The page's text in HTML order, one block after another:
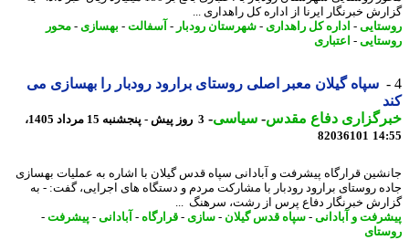
خبرنگار ایرنا از اداره کل راهداری ...
-اداره کل راهداری- شهرستان رودبار-آسفالت-بهسازی- محور
-اعتباری
سپاه گیلان معبر اصلی روستای برارود رودبار را بهسازی می
دفاع مقدس-سیاسی-
3 روز پیش - پنجشنبه 15 مرداد 1405،
82036101
قرارگاه پیشرفت و آبادانی سپاه قدس گیلان با اشاره به عملیات بهسازی
روستای برارود رودبار با مشارکت مردم و دستگاه های اجرایی، گفت: - به
خبرنگار دفاع پرس از رشت، سرهنگ ...
و آبادانی- سپاه قدس گیلان-سازی- قرارگاه -آبادانی- پیشرفت-